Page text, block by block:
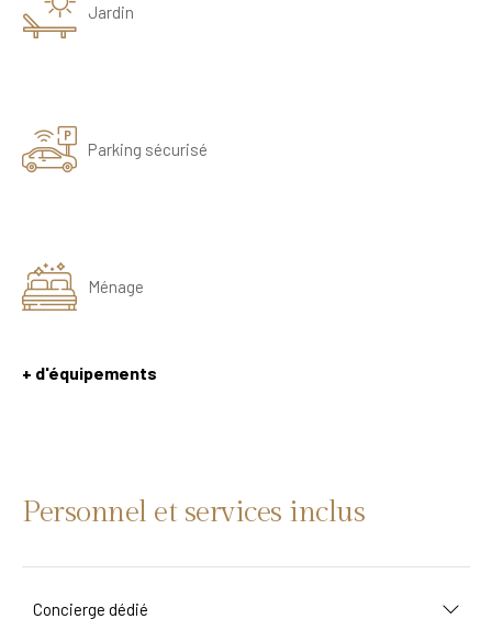
Jardin
Parking sécurisé
Ménage
+ d'équipements
Personnel et services inclus
Concierge dédié